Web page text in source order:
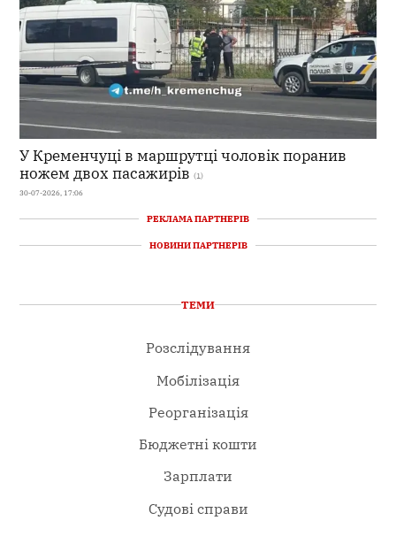
У Кременчуці в маршрутці чоловік поранив
ножем двох пасажирів (1)
30-07-2026, 17:06
РЕКЛАМА ПАРТНЕРІВ
НОВИНИ ПАРТНЕРІВ
ТЕМИ
Розслідування
Мобілізація
Реорганізація
Бюджетні кошти
Зарплати
Судові справи